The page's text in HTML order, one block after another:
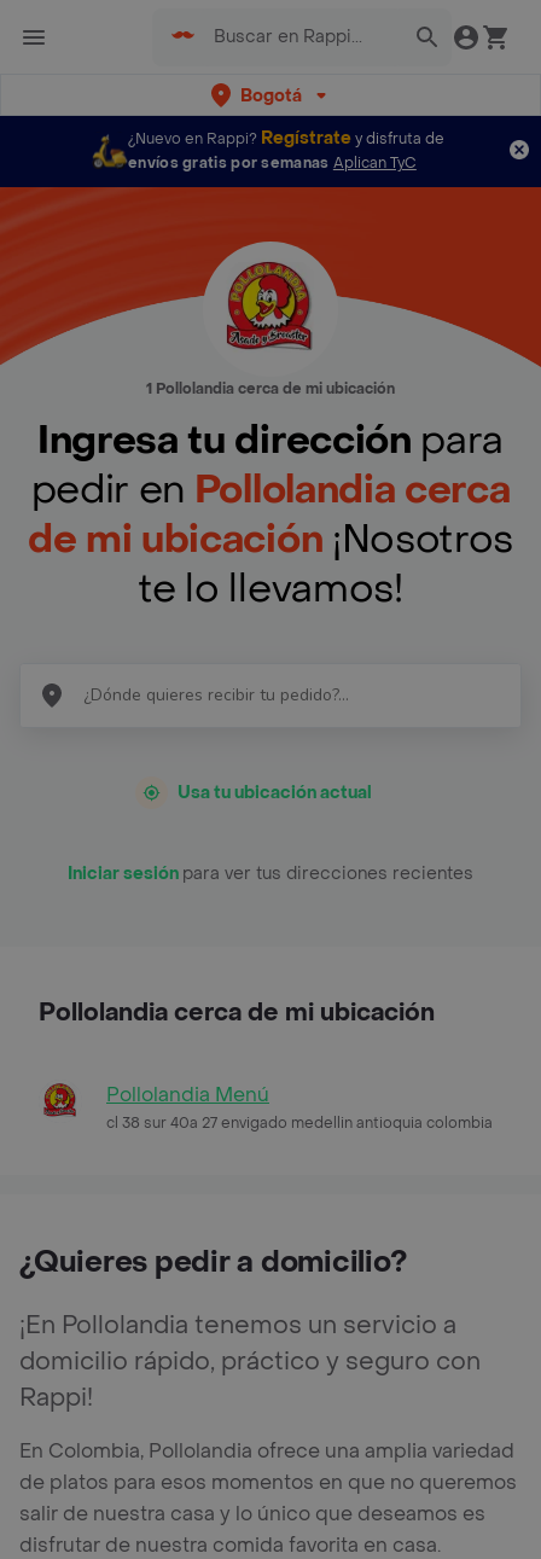
Bogotá
¿Nuevo en Rappi? Regístratey disfruta de
envíos gratis por semanas Aplican TyC
1 Pollolandia cerca de mi ubicación
Ingresa tu dirección para
pedir en Pollolandia cerca
de mi ubicación ¡Nosotros
te lo llevamos!
Usa tu ubicación actual
Iniciar sesión para ver tus direcciones recientes
Pollolandia cerca de mi ubicación
Pollolandia Menú
cl 38 sur 40a 27 envigado medellin antioquia colombia
¿Quieres pedir a domicilio?
¡En Pollolandia tenemos un servicio a
domicilio rápido, práctico y seguro con
Rappi!
En Colombia, Pollolandia ofrece una amplia variedad
de platos para esos momentos en que no queremos
salir de nuestra casa y lo único que deseamos es
disfrutar de nuestra comida favorita en casa.